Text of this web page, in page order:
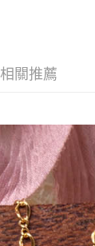
相關推薦